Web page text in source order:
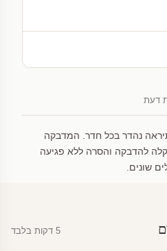
דעת
נהדר בכל חדר. המדבקה
איכותי, קלה להדבקה והסרה ללא פגיעה
5 דקות בלבד